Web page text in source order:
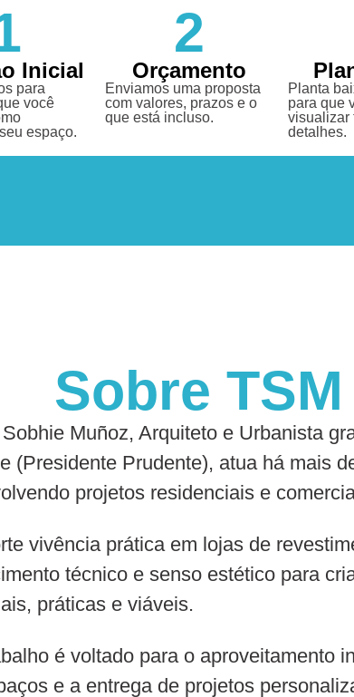
Inicial
para
você
espaço.
2
Orçamento
Enviamos uma proposta
com valores, prazos e o
que está incluso.
Planta
para que
visualizar
detalhes.
Sobre TSM
Muñoz, Arquiteto e Urbanista
(Presidente Prudente), atua há mais
projetos residenciais e
vivência prática em lojas de
técnico e senso estético para
práticas e viáveis.
é voltado para o aproveitamento
e a entrega de projetos